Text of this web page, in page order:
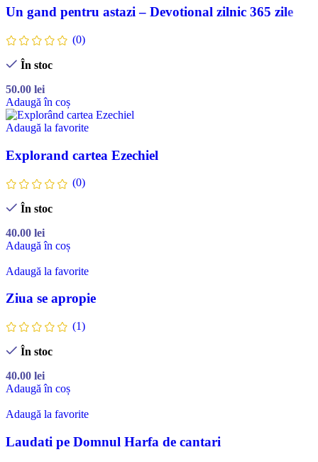
Un gand pentru astazi – Devotional zilnic 365 zile
(0)
În stoc
50.00 lei
Adaugă în coș
Adaugă la favorite
Explorand cartea Ezechiel
(0)
În stoc
40.00 lei
Adaugă în coș
Adaugă la favorite
Ziua se apropie
(1)
În stoc
40.00 lei
Adaugă în coș
Adaugă la favorite
Laudati pe Domnul Harfa de cantari